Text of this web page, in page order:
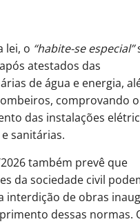
lei, o “habite-se especial”
atestados das
de água e energia,
comprovando
das instalações
sanitárias.
também prevê que
da sociedade civil
interdição de obras
dessas normas.